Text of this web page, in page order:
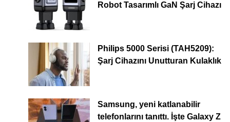
Robot Tasarımlı GaN Şarj Cihazı
Philips 5000 Serisi (TAH5209):
Şarj Cihazını Unutturan Kulaklık
Samsung, yeni katlanabilir
telefonlarını tanıttı. İşte Galaxy Z